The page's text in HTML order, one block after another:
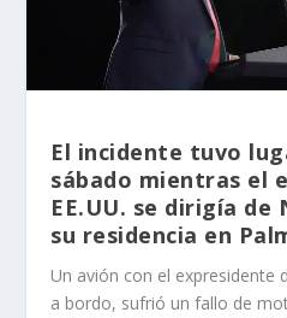
El incidente tuvo
sábado mientras el
EE.UU. se dirigía de
su residencia en
Un avión con el expresidente
a bordo, sufrió un fallo de